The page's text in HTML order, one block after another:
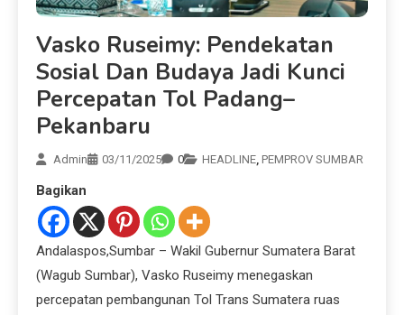
Vasko Ruseimy: Pendekatan
Sosial Dan Budaya Jadi Kunci
Percepatan Tol Padang–
Pekanbaru
Admin 03/11/2025 0 HEADLINE, PEMPROV SUMBAR
Bagikan
Andalaspos,Sumbar – Wakil Gubernur Sumatera Barat
(Wagub Sumbar), Vasko Ruseimy menegaskan
percepatan pembangunan Tol Trans Sumatera ruas